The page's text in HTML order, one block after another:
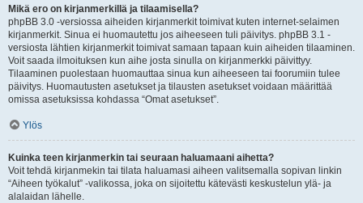
Mikä ero on kirjanmerkillä ja tilaamisella?
phpBB 3.0 -versiossa aiheiden kirjanmerkit toimivat kuten internet-selaimen
kirjanmerkit. Sinua ei huomautettu jos aiheeseen tuli päivitys. phpBB 3.1 -
versiosta lähtien kirjanmerkit toimivat samaan tapaan kuin aiheiden tilaaminen.
Voit saada ilmoituksen kun aihe josta sinulla on kirjanmerkki päivittyy.
Tilaaminen puolestaan huomauttaa sinua kun aiheeseen tai foorumiin tulee
päivitys. Huomautusten asetukset ja tilausten asetukset voidaan määrittää
omissa asetuksissa kohdassa “Omat asetukset”.
Ylös
Kuinka teen kirjanmerkin tai seuraan haluamaani aihetta?
Voit tehdä kirjanmekin tai tilata haluamasi aiheen valitsemalla sopivan linkin
“Aiheen työkalut” -valikossa, joka on sijoitettu kätevästi keskustelun ylä- ja
alalaidan lähelle.